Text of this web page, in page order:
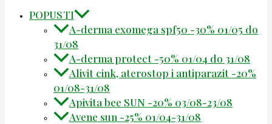
POPUSTI
A-derma exomega spf50 -30% 01/05 do
31/08
A-derma protect -50% 01/04 do 31/08
Alivit cink, aterostop i antiparazit -20%
01/08-31/08
Apivita bee SUN -20% 03/08-23/08
Avene sun -25% 01/04-31/08